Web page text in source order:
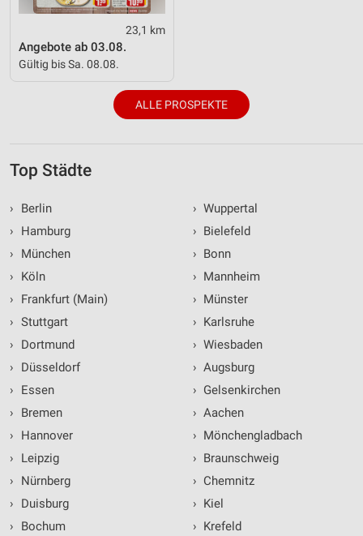
23,1 km
Angebote ab 03.08.
Gültig bis Sa. 08.08.
ALLE PROSPEKTE
Top Städte
›
Berlin
›
Hamburg
›
München
›
Köln
›
Frankfurt (Main)
› Stuttgart
›
Dortmund
›
Düsseldorf
›
Essen
›
Bremen
›
Hannover
›
Leipzig
›
Nürnberg
›
Duisburg
›
Bochum
› Wuppertal
› Bielefeld
› Bonn
› Mannheim
› Münster
› Karlsruhe
› Wiesbaden
› Augsburg
› Gelsenkirchen
› Aachen
› Mönchengladbach
› Braunschweig
› Chemnitz
› Kiel
› Krefeld